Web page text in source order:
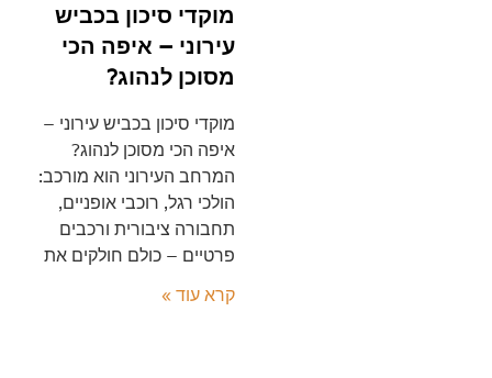
מוקדי סיכון בכביש
עירוני – איפה הכי
מסוכן לנהוג?
מוקדי סיכון בכביש עירוני –
איפה הכי מסוכן לנהוג?
המרחב העירוני הוא מורכב:
הולכי רגל, רוכבי אופניים,
תחבורה ציבורית ורכבים
פרטיים – כולם חולקים את